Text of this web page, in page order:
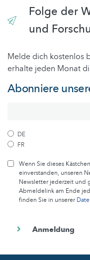
Folge der
und
Melde dich kostenlos
erhalte jeden Monat
Abonniere
DE
FR
Wenn Sie dieses
einverstanden, unseren
Newsletter jederzeit und
Abmeldelink am Ende
finden Sie in unserer